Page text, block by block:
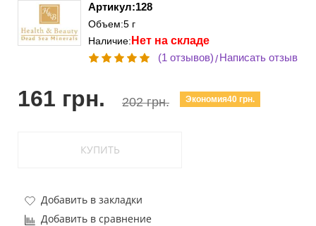
Артикул:128
Объем:5 г
Наличие: Нет на складе
(1 отзывов)/Написать отзыв
161 грн. 202 грн. Экономия40 грн.
КУПИТЬ
Добавить в закладки
Добавить в сравнение